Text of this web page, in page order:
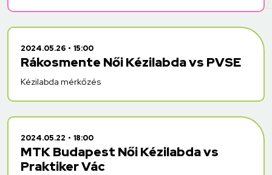
2024.05.26 15:00
Rákosmente Női Kézilabda vs PVSE
Kézilabda mérkőzés
2024.05.22 18:00
MTK Budapest Női Kézilabda vs
Praktiker Vác